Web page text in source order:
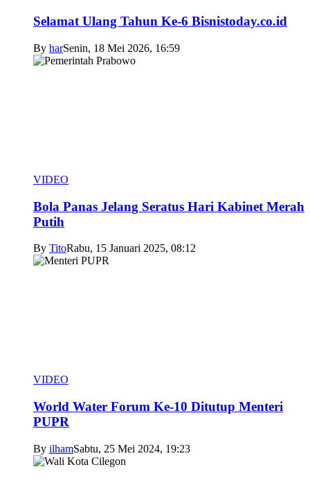
Selamat Ulang Tahun Ke-6 Bisnistoday.co.id
By harSenin, 18 Mei 2026, 16:59
VIDEO
Bola Panas Jelang Seratus Hari Kabinet Merah
Putih
By TitoRabu, 15 Januari 2025, 08:12
VIDEO
World Water Forum Ke-10 Ditutup Menteri
PUPR
By ilhamSabtu, 25 Mei 2024, 19:23